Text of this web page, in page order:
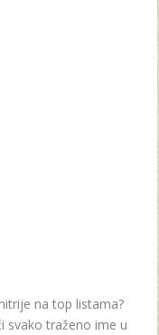
na top listama?
svako traženo ime u